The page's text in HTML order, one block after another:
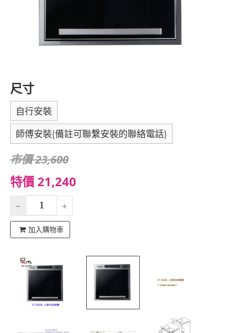
尺寸
自行安裝
師傅安裝(備註可聯繫安裝的聯絡電話)
市價 23,600
特價 21,240
加入購物車